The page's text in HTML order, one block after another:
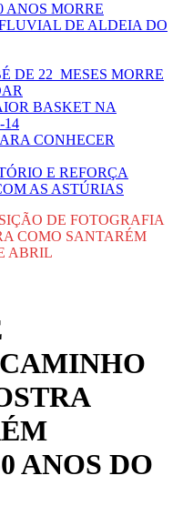
ANOS MORRE
DE ALDEIA DO
DE 22 MESES MORRE
BASKET NA
14
CONHECER
E REFORÇA
AS ASTÚRIAS
DE FOTOGRAFIA
COMO SANTARÉM
ABRIL
ANOS DO